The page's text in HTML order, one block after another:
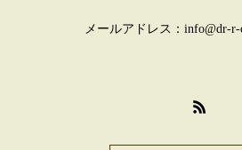
メールアドレス：info@dr-r-